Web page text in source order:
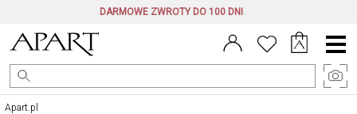
DARMOWE ZWROTY DO 100 DNI
Menu
główne
Apart.pl